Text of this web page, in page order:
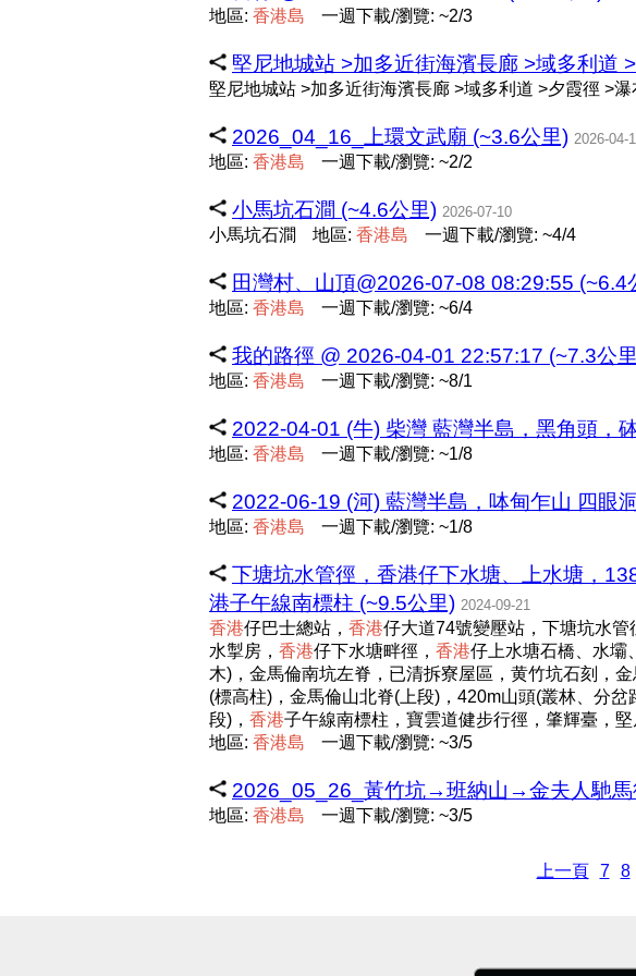
地區: 香港島 一週下載/瀏覽: ~2/3
堅尼地城站 >加多近街海濱長廊 >域多利道
堅尼地城站 >加多近街海濱長廊 >域多利道 >夕霞徑 >瀑
2026_04_16_上環文武廟 (~3.6公里) 2026-04-
地區: 香港島 一週下載/瀏覽: ~2/2
小馬坑石澗 (~4.6公里) 2026-07-10
小馬坑石澗 地區: 香港島 一週下載/瀏覽: ~4/4
田灣村、山頂@2026-07-08 08:29:55 (~6.4
地區: 香港島 一週下載/瀏覽: ~6/4
我的路徑 @ 2026-04-01 22:57:17 (~7.3公
地區: 香港島 一週下載/瀏覽: ~8/1
2022-04-01 (牛) 柴灣 藍灣半島，黑角頭，
地區: 香港島 一週下載/瀏覽: ~1/8
2022-06-19 (河) 藍灣半島，呠甸乍山 四眼
地區: 香港島 一週下載/瀏覽: ~1/8
下塘坑水管徑，香港仔下水塘、上水塘，
港子午線南標柱 (~9.5公里) 2024-09-21
香港仔巴士總站， 香港仔大道74號變壓站，下塘坑水管
水掣房， 香港仔下水塘畔徑， 香港仔上水塘石橋、水壩
木)，金馬倫南坑左脊，已清拆寮屋區，黄竹坑石刻，金
(標高柱)，金馬倫山北脊(上段)，420m山頭(叢林、分
段)， 香港子午線南標柱，寶雲道健步行徑，肇輝臺，堅
地區: 香港島 一週下載/瀏覽: ~3/5
2026_05_26_黃竹坑→班納山→金夫人馳
地區: 香港島 一週下載/瀏覽: ~3/5
上一頁 7 8